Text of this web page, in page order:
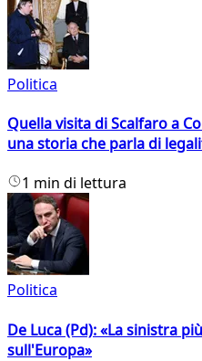
Politica
Quella visita di Scalfaro a
una storia che parla di
1 min di lettura
Politica
De Luca (Pd): «La sinistra
sull'Europa»